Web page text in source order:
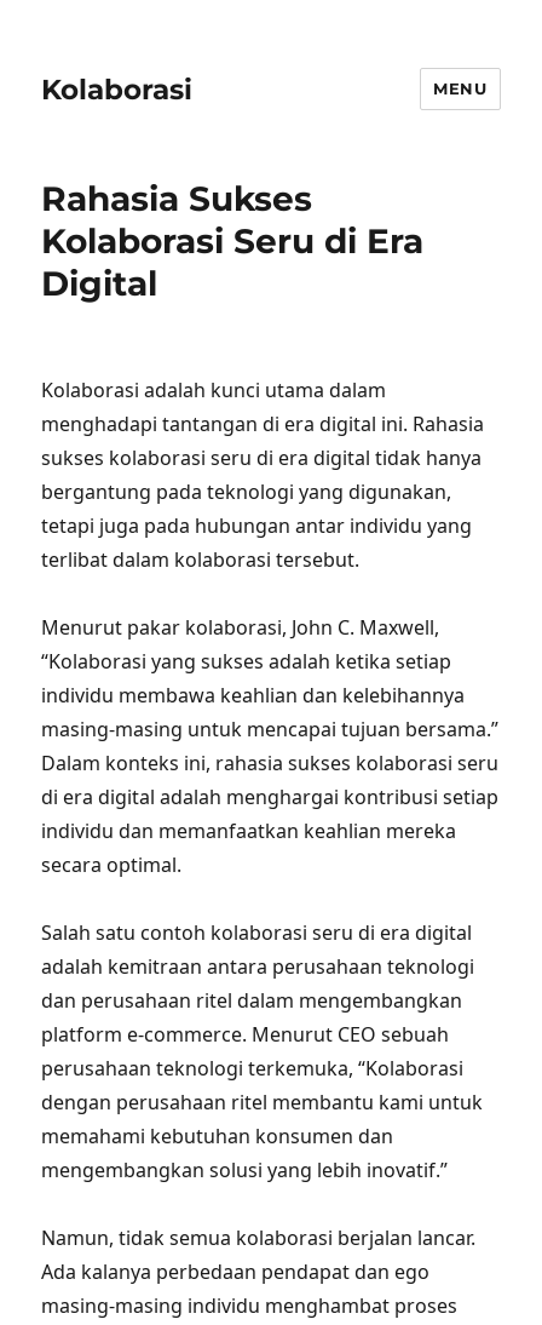
Kolaborasi MENU
Rahasia Sukses
Kolaborasi Seru di Era
Digital
Kolaborasi adalah kunci utama dalam
menghadapi tantangan di era digital ini. Rahasia
sukses kolaborasi seru di era digital tidak hanya
bergantung pada teknologi yang digunakan,
tetapi juga pada hubungan antar individu yang
terlibat dalam kolaborasi tersebut.
Menurut pakar kolaborasi, John C. Maxwell,
“Kolaborasi yang sukses adalah ketika setiap
individu membawa keahlian dan kelebihannya
masing-masing untuk mencapai tujuan bersama.”
Dalam konteks ini, rahasia sukses kolaborasi seru
di era digital adalah menghargai kontribusi setiap
individu dan memanfaatkan keahlian mereka
secara optimal.
Salah satu contoh kolaborasi seru di era digital
adalah kemitraan antara perusahaan teknologi
dan perusahaan ritel dalam mengembangkan
platform e-commerce. Menurut CEO sebuah
perusahaan teknologi terkemuka, “Kolaborasi
dengan perusahaan ritel membantu kami untuk
memahami kebutuhan konsumen dan
mengembangkan solusi yang lebih inovatif.”
Namun, tidak semua kolaborasi berjalan lancar.
Ada kalanya perbedaan pendapat dan ego
masing-masing individu menghambat proses